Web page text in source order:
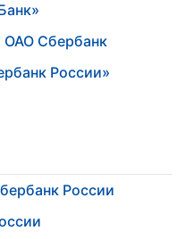
ОАО Сбербанк
России»
России